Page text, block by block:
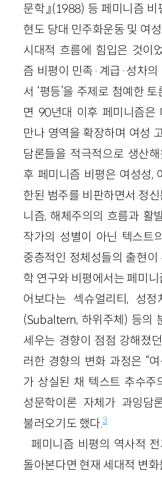
문학』(1988) 등 페미니즘
현도 당대 민주화운동 및 여
시대적 흐름에 힘입은 것이
즘 비평이 민족·계급·성차
서 ‘평등’을 주제로 첨예한
면 90년대 이후 페미니즘은
만나 영역을 확장하며 여성
담론들을 적극적으로 생산
후 페미니즘 비평은 여성성,
한된 범주를 비판하면서 정
니즘, 해체주의의 흐름과 활
작가의 성별이 아닌 텍스트
중층적인 정체성들의 출현
학 연구와 비평에서는 페미
어보다는 섹슈얼리티, 성정
(Subaltern, 하위주체) 등의
세우는 경향이 점점 강해졌
러한 경향의 변화 과정은 “
가 상실된 채 텍스트 추수주
성문학이론 자체가 과잉담
불러오기도 했다.3
페미니즘 비평의 역사적
돌아본다면 현재 세대적 변